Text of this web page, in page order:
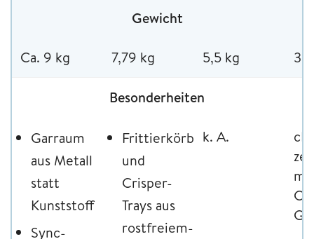
Gewicht
Ca. 9 kg 7,79 kg 5,5 kg
Besonderheiten
Garraum
aus Metall
statt
Kunststoff
Sync-
Frittierkörbe
und
Crisper-
Trays aus
rostfreiem-
k. A.